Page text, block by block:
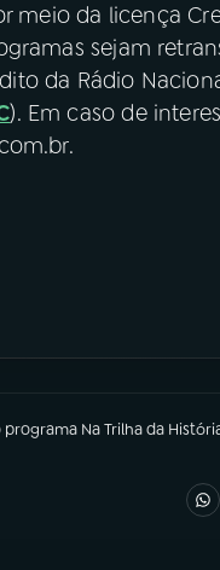
meio da licença
sejam
da Rádio
). Em caso de
programa Na Trilha da